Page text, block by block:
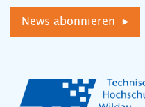
News abonnieren ▸